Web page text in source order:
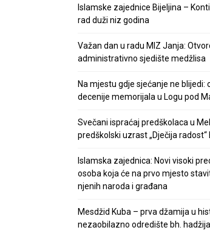
Islamske zajednice Bijeljina –
rad duži niz godina
Važan dan u radu MIZ Janja:
administrativno sjedište medžlisa
Na mjestu gdje sjećanje ne blijedi:
decenije memorijala u Logu pod
Svečani ispraćaj predškolaca u
predškolski uzrast „Dječija radost“
Islamska zajednica: Novi visoki
osoba koja će na prvo mjesto
njenih naroda i građana
Mesdžid Kuba – prva džamija u
nezaobilazno odredište bh. hadžija